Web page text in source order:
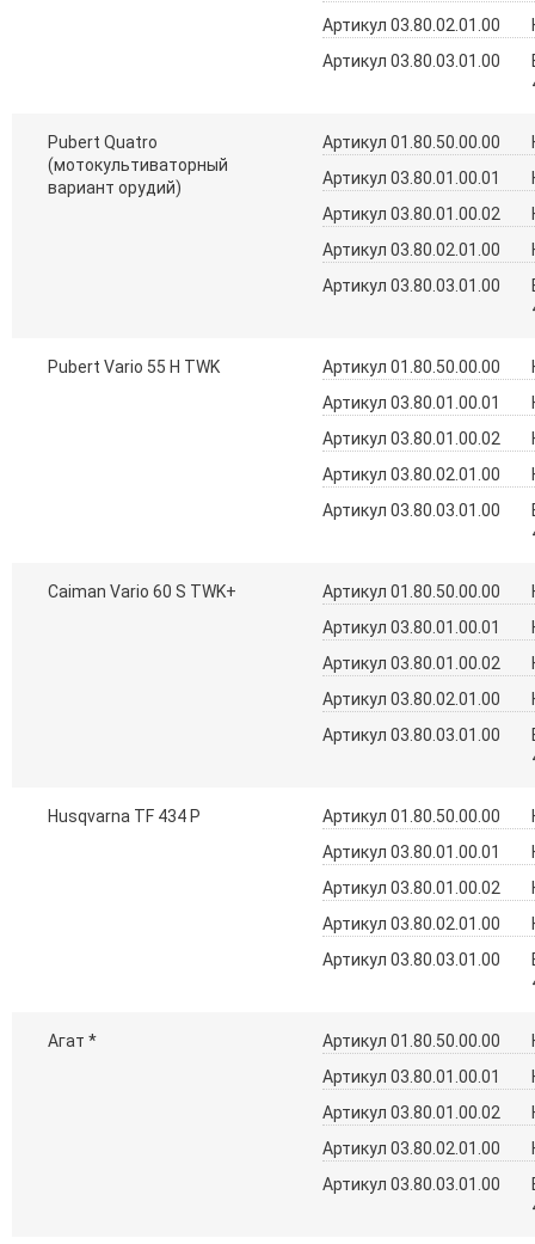
Артикул 03.80.02.01.00
Артикул 03.80.03.01.00
Pubert Quatro
(мотокультиваторный
вариант орудий)
Артикул 01.80.50.00.00
Артикул 03.80.01.00.01
Артикул 03.80.01.00.02
Артикул 03.80.02.01.00
Артикул 03.80.03.01.00
Pubert Vario 55 H TWK Артикул 01.80.50.00.00
Артикул 03.80.01.00.01
Артикул 03.80.01.00.02
Артикул 03.80.02.01.00
Артикул 03.80.03.01.00
Caiman Vario 60 S TWK+ Артикул 01.80.50.00.00
Артикул 03.80.01.00.01
Артикул 03.80.01.00.02
Артикул 03.80.02.01.00
Артикул 03.80.03.01.00
Husqvarna TF 434 P Артикул 01.80.50.00.00
Артикул 03.80.01.00.01
Артикул 03.80.01.00.02
Артикул 03.80.02.01.00
Артикул 03.80.03.01.00
Агат * Артикул 01.80.50.00.00
Артикул 03.80.01.00.01
Артикул 03.80.01.00.02
Артикул 03.80.02.01.00
Артикул 03.80.03.01.00